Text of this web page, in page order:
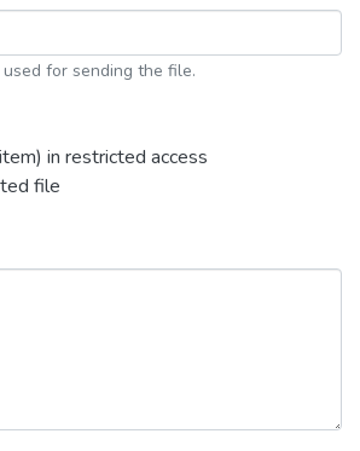
for sending the file.
in restricted access
file